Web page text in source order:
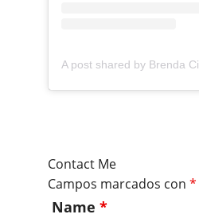
Contact Me
Campos marcados con *
Name *